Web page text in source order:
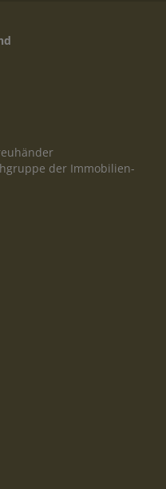
der Immobilien-